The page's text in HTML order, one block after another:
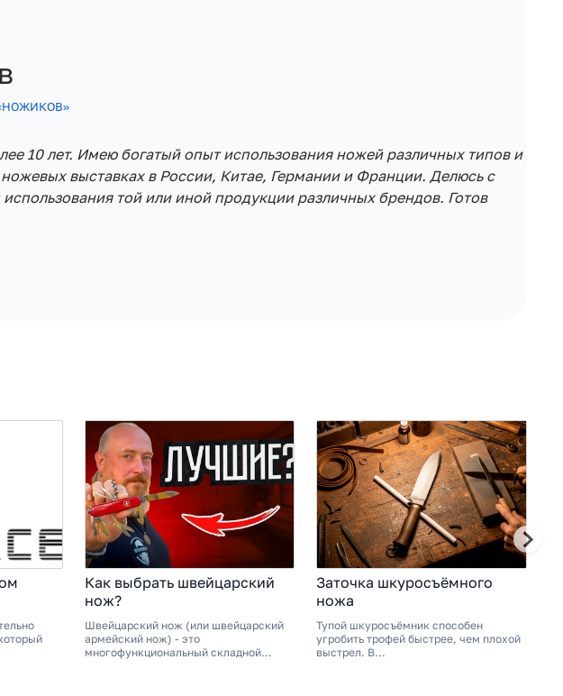
10 лет. Имею богатый опыт использования ножей различных типов и
выставках в России, Китае, Германии и Франции. Делюсь с
той или иной продукции различных брендов. Готов
Как выбрать швейцарский
нож?
Швейцарский нож (или швейцарский
армейский нож) - это
многофункциональный складной...
Заточка шкуросъёмного
ножа
Тупой шкуросъёмник способен
угробить трофей быстрее, чем плохой
выстрел. В...